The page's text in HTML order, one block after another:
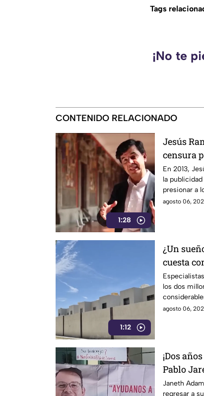
Tags
¡No te
CONTENIDO RELACIONADO
1:28
Jesús
censura
En 2013,
la
presionar a
después, su
agosto 06,
1:12
¿Un
cuesta
los dos
logran
agosto 06,
¡Dos
Pablo
Janeth
regresar a